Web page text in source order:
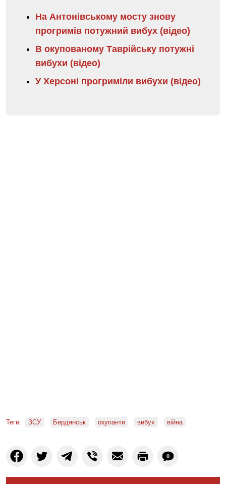
На Антонівському мосту знову
прогримів потужний вибух (відео)
В окупованому Таврійську потужні
вибухи (відео)
У Херсоні прогриміли вибухи (відео)
Теги: ЗСУ Бердянськ окупанти вибух війна
0